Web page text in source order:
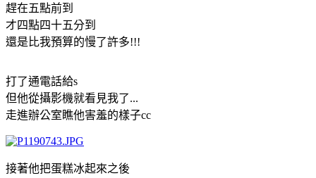
趕在五點前到
才四點四十五分到
還是比我預算的慢了許多!!!
打了通電話給s
但他從攝影機就看見我了...
走進辦公室瞧他害羞的樣子cc
接著他把蛋糕冰起來之後